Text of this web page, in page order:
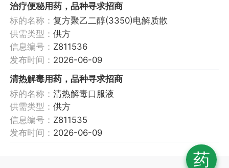
治疗便秘用药，品种寻求招商
标的名称：复方聚乙二醇(3350)电解质散
供需类型：供方
信息编号： Z811536
发布时间： 2026-06-09
清热解毒用药，品种寻求招商
标的名称：清热解毒口服液
供需类型：供方
信息编号： Z811535
发布时间： 2026-06-09
药